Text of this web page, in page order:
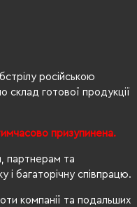
російською
готової продукції
призупинена.
партнерам та
і багаторічну співпрацю.
компанії та подальших
на блискавці